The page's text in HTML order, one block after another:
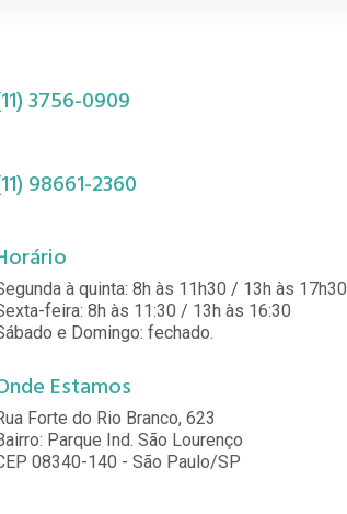
3756-0909
98661-2360
à quinta: 8h às 11h30 / 13h às 17h30
feira: 8h às 11:30 / 13h às 16:30
e Domingo: fechado.
Estamos
Forte do Rio Branco, 623
Parque Ind. São Lourenço
08340-140 - São Paulo/SP